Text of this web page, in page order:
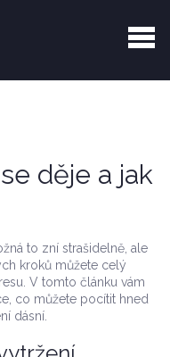
děje a jak
to zní strašidelně, ale
kroků můžete celý
V tomto článku vám
co můžete pocítit hned
dásní.